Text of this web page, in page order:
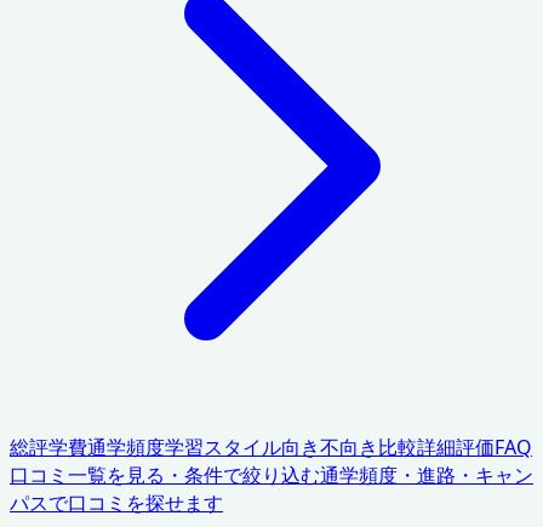
総評学費通学頻度学習スタイル向き不向き比較詳細評価FAQ
口コミ一覧を見る・条件で絞り込む通学頻度・進路・キャン
パスで口コミを探せます